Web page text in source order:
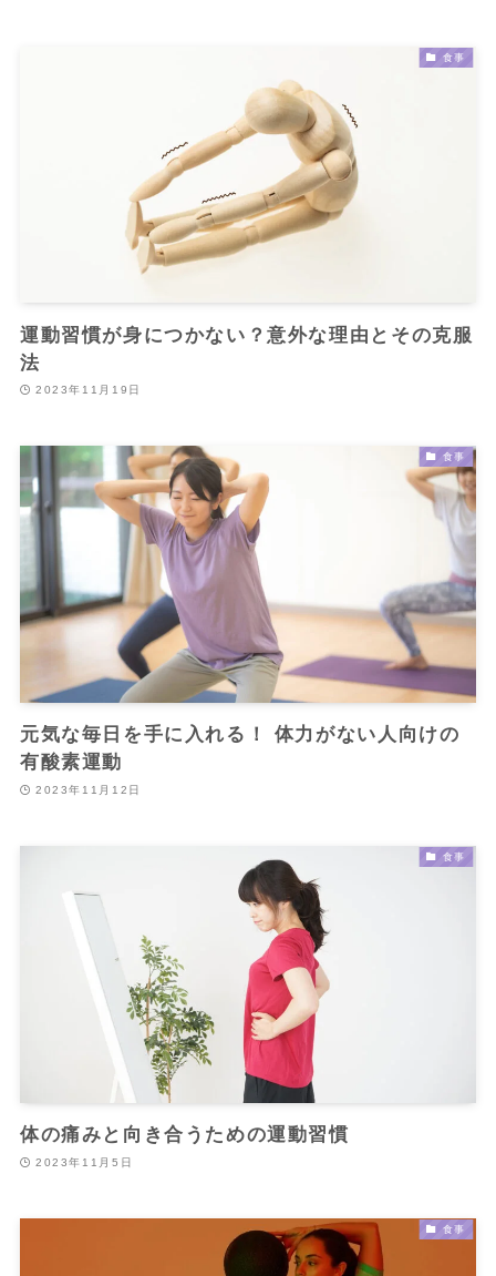
食事
運動習慣が身につかない？意外な理由とその克服
法
2023年11月19日
食事
元気な毎日を手に入れる！ 体力がない人向けの
有酸素運動
2023年11月12日
食事
体の痛みと向き合うための運動習慣
2023年11月5日
食事